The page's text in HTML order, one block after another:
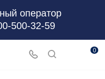
оператор
500-32-59
0